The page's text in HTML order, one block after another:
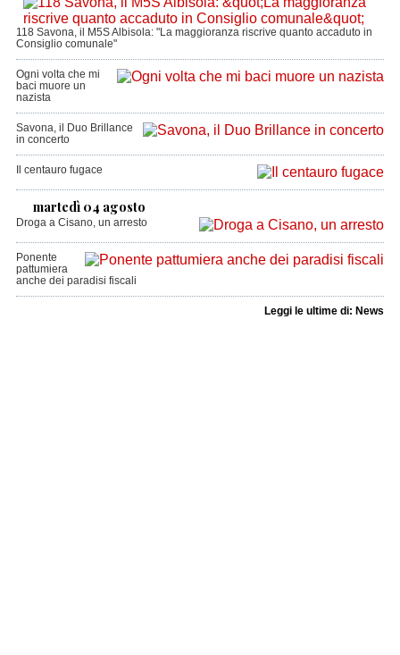
118 Savona, il M5S Albisola: "La maggioranza riscrive quanto accaduto in
Consiglio comunale"
Ogni volta che mi
baci muore un
nazista
Savona, il Duo Brillance
in concerto
Il centauro fugace
martedì 04 agosto
Droga a Cisano, un arresto
Ponente
pattumiera
anche dei paradisi fiscali
Leggi le ultime di: News